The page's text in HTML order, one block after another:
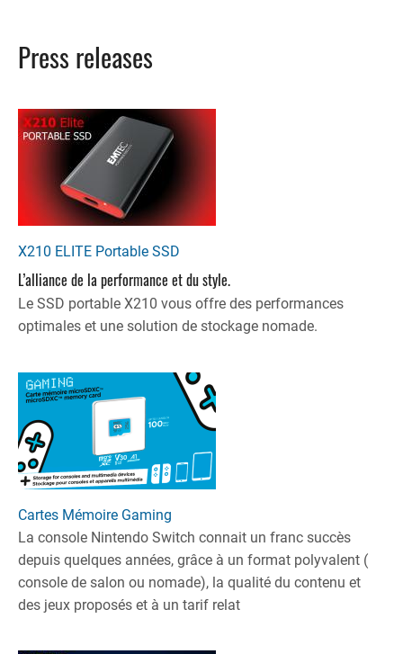
Press releases
X210 ELITE Portable SSD
L’alliance de la performance et du style.
Le SSD portable X210 vous offre des performances
optimales et une solution de stockage nomade.
Cartes Mémoire Gaming
La console Nintendo Switch connait un franc succès
depuis quelques années, grâce à un format polyvalent (
console de salon ou nomade), la qualité du contenu et
des jeux proposés et à un tarif relat